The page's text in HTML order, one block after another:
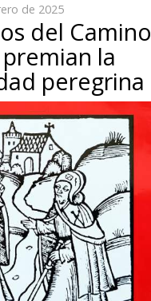
de 2025
del Camino
la
peregrina